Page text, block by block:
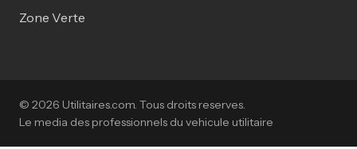
Zone Verte
© 2026 Utilitaires.com. Tous droits reserves.
Le media des professionnels du vehicule utilitaire